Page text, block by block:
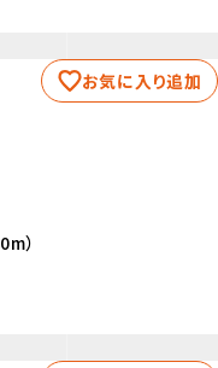
お気に入り追加
）